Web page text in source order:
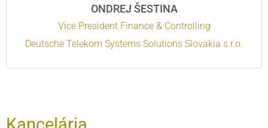
ONDREJ ŠESTINA
Vice President Finance & Controlling
Deutsche Telekom Systems Solutions Slovakia s.r.o.